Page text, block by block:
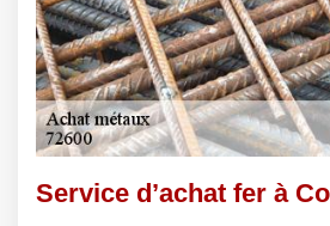
Service d’achat fer à